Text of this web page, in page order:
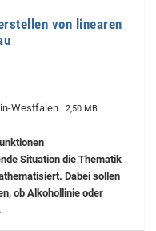
von linearen
Westfalen 2,50 MB
Situation die Thematik
Dabei sollen
ob Alkohollinie oder